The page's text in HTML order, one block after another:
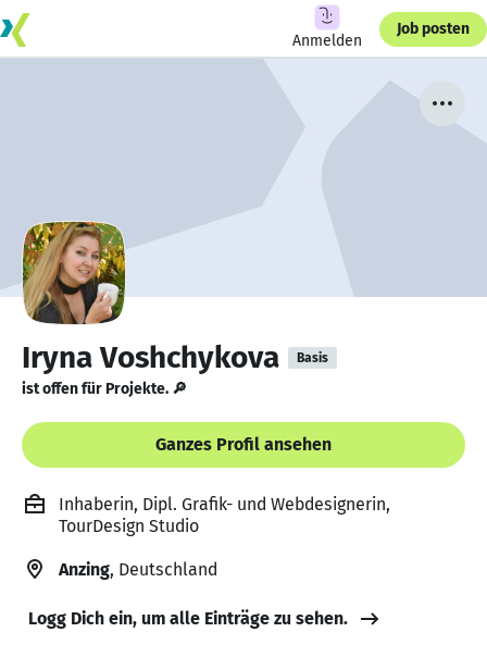
Anmelden
Job posten
Iryna Voshchykova Basis
ist offen für Projekte. 🔎
Ganzes Profil ansehen
Inhaberin, Dipl. Grafik- und Webdesignerin,
TourDesign Studio
Anzing, Deutschland
Logg Dich ein, um alle Einträge zu sehen.